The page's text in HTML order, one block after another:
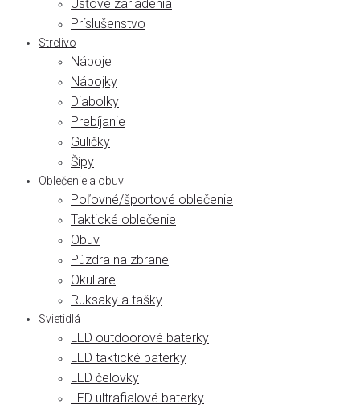
Úsťové zariadenia
Príslušenstvo
Strelivo
Náboje
Nábojky
Diabolky
Prebíjanie
Guličky
Šípy
Oblečenie a obuv
Poľovné/športové oblečenie
Taktické oblečenie
Obuv
Púzdra na zbrane
Okuliare
Ruksaky a tašky
Svietidlá
LED outdoorové baterky
LED taktické baterky
LED čelovky
LED ultrafialové baterky